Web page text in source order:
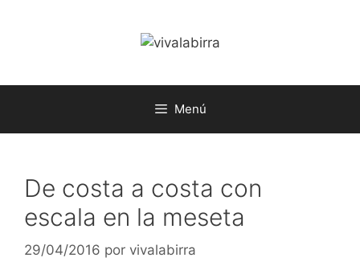
Menú
De costa a costa con
escala en la meseta
29/04/2016 por vivalabirra